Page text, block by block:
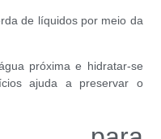
de líquidos por meio da
próxima e hidratar-se
ajuda a preservar o